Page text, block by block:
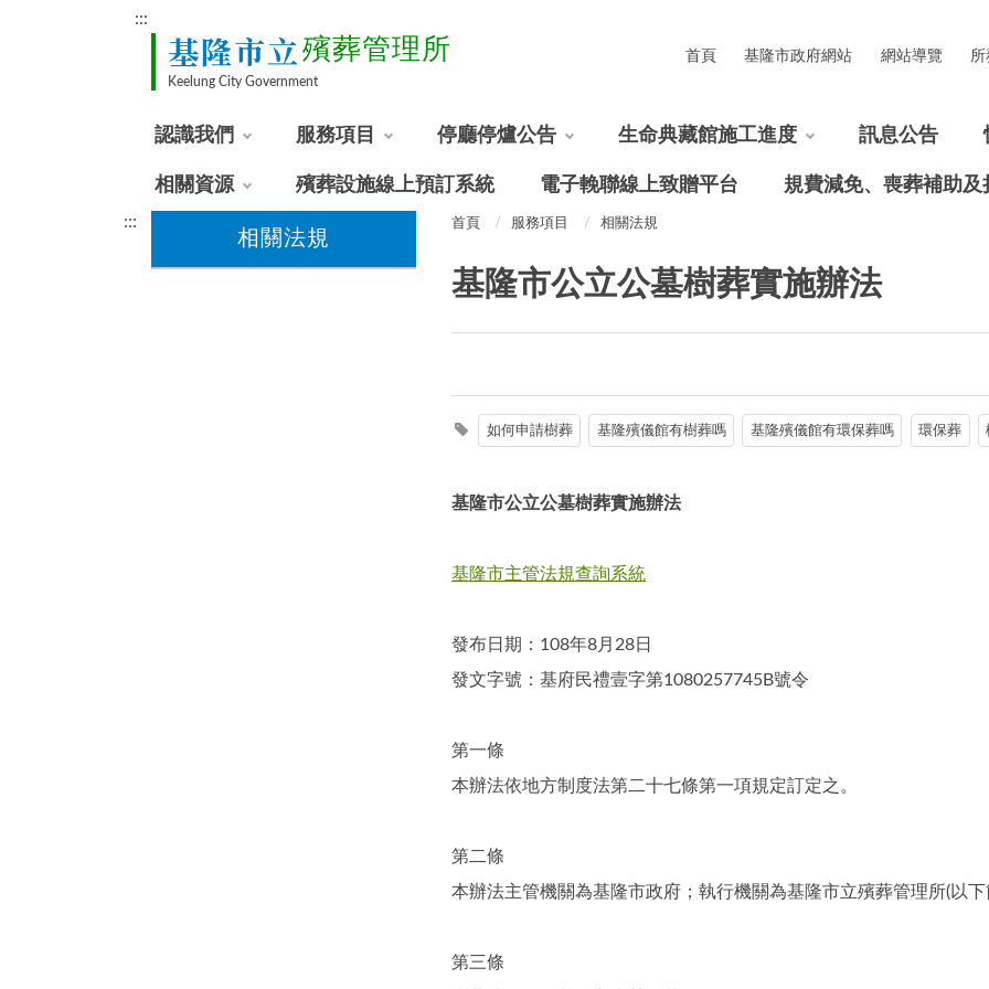
:::
基隆市立殯葬管理所
Keelung City Government
首頁 基隆市政府網站 網站導覽 所
認識我們 服務項目 停廳停爐公告 生命典藏館施工進度 訊息公告
相關資源 殯葬設施線上預訂系統 電子輓聯線上致贈平台 規費減免、喪葬補助及
:::
相關法規
首頁 服務項目 相關法規
基隆市公立公墓樹葬實施辦法
如何申請樹葬 基隆殯儀館有樹葬嗎 基隆殯儀館有環保葬嗎 環保葬
基隆市公立公墓樹葬實施辦法
基隆市主管法規查詢系統
發布日期：108年8月28日
發文字號：基府民禮壹字第1080257745B號令
第一條
本辦法依地方制度法第二十七條第一項規定訂定之。
第二條
本辦法主管機關為基隆市政府；執行機關為基隆市立殯葬管理所(以下
第三條